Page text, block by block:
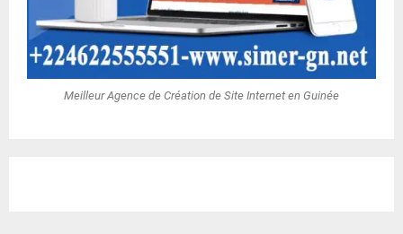
Meilleur Agence de Création de Site Internet en Guinée